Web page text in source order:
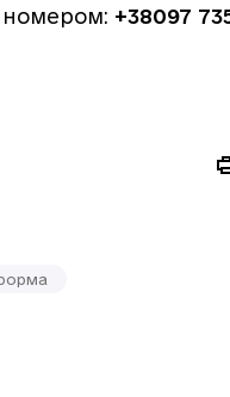
номером: +38097